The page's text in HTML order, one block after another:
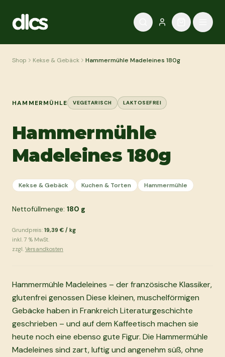
Shop Kekse & Gebäck Hammermühle Madeleines 180g
HAMMERMÜHLE VEGETARISCH LAKTOSEFREI
Hammermühle
Madeleines 180g
Kekse & Gebäck Kuchen & Torten Hammermühle
Nettofüllmenge: 180 g
Grundpreis: 19,39 € / kg
inkl. 7 % MwSt.
zzgl. Versandkosten
Hammermühle Madeleines – der französische Klassiker,
glutenfrei genossen Diese kleinen, muschelförmigen
Gebäcke haben in Frankreich Literaturgeschichte
geschrieben – und auf dem Kaffeetisch machen sie
heute noch eine ebenso gute Figur. Die Hammermühle
Madeleines sind zart, luftig und angenehm süß, ohne